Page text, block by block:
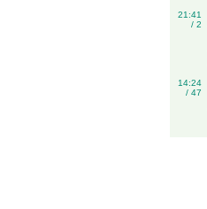
21:41
/ 2
14:24
/ 47